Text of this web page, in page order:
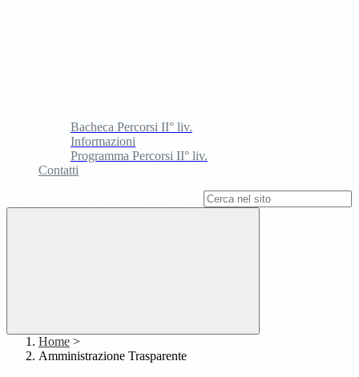
Bacheca Percorsi II° liv.
Informazioni
Programma Percorsi II° liv.
Contatti
Home >
Amministrazione Trasparente